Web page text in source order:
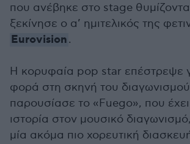
που ανέβηκε στο stage
ξεκίνησε ο α’ ημιτελικός της
Eurovision.
Η κορυφαία pop star επέστρεψε
φορά στη σκηνή του διαγωνισμού
παρουσίασε το «Fuego», που
ιστορία στον μουσικό
μία ακόμα πιο χορευτική